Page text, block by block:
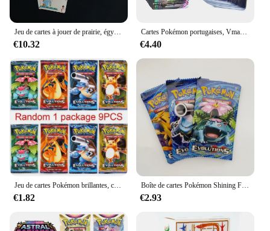
Jeu de cartes à jouer de prairie, égyptien, dieux, chat, pont, style vintage, pour poker, jeu de société, 60x90mm
€10.32
Cartes Pokémon portugaises, Vmax, Charizard, Pikachu, Jeu de bataille, Commerce, Cartes brillantes
€4.40
Jeu de cartes Pokémon brillantes, carte de collection à collectionner, jouet d'anniversaire, anglais, GX, Tag Team, Vmax, EX Mega Energy, 10 pièces
€1.82
Boîte de cartes Pokémon Shining Fates Style anglais Booster, carte de combat, carte à collectionner, cartes de collection de jeux, jouets pour enfants, cadeaux, nouveau, 360 pièces
€2.93